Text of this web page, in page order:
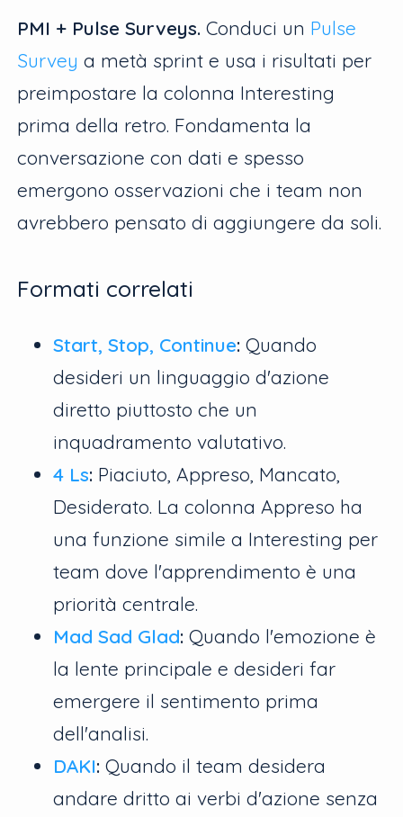
PMI + Pulse Surveys. Conduci un Pulse
Survey a metà sprint e usa i risultati per
preimpostare la colonna Interesting
prima della retro. Fondamenta la
conversazione con dati e spesso
emergono osservazioni che i team non
avrebbero pensato di aggiungere da soli.
Formati correlati
Start, Stop, Continue: Quando
desideri un linguaggio d'azione
diretto piuttosto che un
inquadramento valutativo.
4 Ls: Piaciuto, Appreso, Mancato,
Desiderato. La colonna Appreso ha
una funzione simile a Interesting per
team dove l'apprendimento è una
priorità centrale.
Mad Sad Glad: Quando l'emozione è
la lente principale e desideri far
emergere il sentimento prima
dell'analisi.
DAKI: Quando il team desidera
andare dritto ai verbi d'azione senza